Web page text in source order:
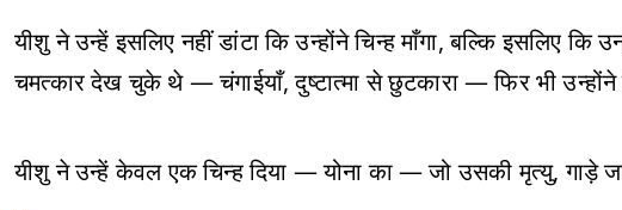
यीशु ने उन्हें इसलिए नहीं डांटा कि उन्होंने चिन्ह माँगा, बल्कि इसलिए
चमत्कार देख चुके थे — चंगाईयाँ, दुष्टात्मा से छुटकारा — फिर भी उन्होंने
यीशु ने उन्हें केवल एक चिन्ह दिया — योना का — जो उसकी मृत्यु,